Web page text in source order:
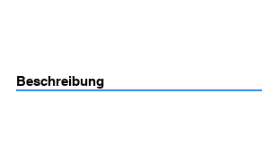
Beschreibung